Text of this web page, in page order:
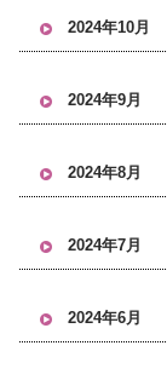
2024年10月
2024年9月
2024年8月
2024年7月
2024年6月